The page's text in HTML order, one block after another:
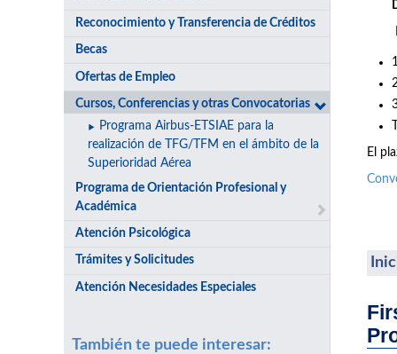
Reconocimiento y Transferencia de Créditos
Becas
Ofertas de Empleo
Cursos, Conferencias y otras Convocatorias
Programa Airbus-ETSIAE para la
realización de TFG/TFM en el ámbito de la
Superioridad Aérea
Programa de Orientación Profesional y
Académica
Atención Psicológica
Trámites y Solicitudes
Atención Necesidades Especiales
También te puede interesar:
El